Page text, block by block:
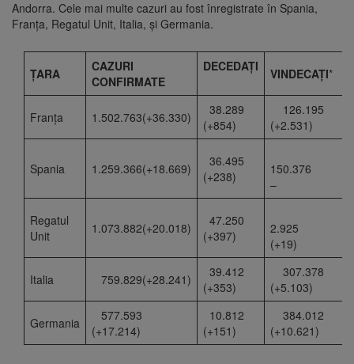
Andorra. Cele mai multe cazuri au fost înregistrate în Spania,
Franţa, Regatul Unit, Italia, și Germania.
ŢARA
CAZURI
CONFIRMATE
DECEDAȚI VINDECAŢI*
Franţa 1.502.763(+36.330)
38.289
(+854)
126.195
(+2.531)
Spania 1.259.366(+18.669)
36.495
(+238)
150.376
–
Regatul
Unit
1.073.882(+20.018)
47.250
(+397)
2.925
(+19)
Italia 759.829(+28.241)
39.412
(+353)
307.378
(+5.103)
Germania
577.593
(+17.214)
10.812
(+151)
384.012
(+10.621)